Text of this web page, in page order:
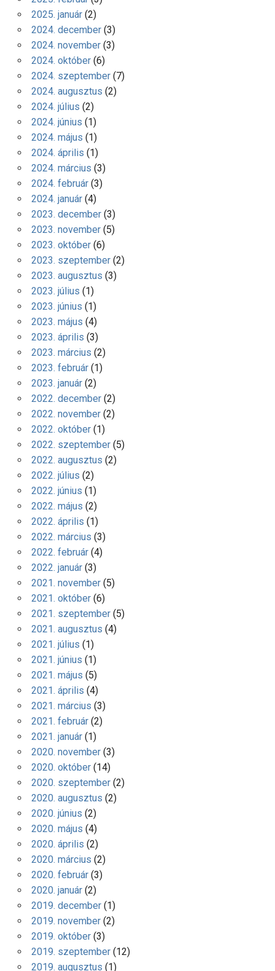
2025. január(2)
2024. december(3)
2024. november(3)
2024. október(6)
2024. szeptember(7)
2024. augusztus (2)
2024. július (2)
2024. június (1)
2024. május (1)
2024. április (1)
2024. március (3)
2024. február(3)
2024. január(4)
2023. december(3)
2023. november(5)
2023. október(6)
2023. szeptember(2)
2023. augusztus (3)
2023. július (1)
2023. június (1)
2023. május (4)
2023. április (3)
2023. március (2)
2023. február(1)
2023. január(2)
2022. december(2)
2022. november(2)
2022. október(1)
2022. szeptember(5)
2022. augusztus (2)
2022. július (2)
2022. június (1)
2022. május (2)
2022. április (1)
2022. március (3)
2022. február(4)
2022. január(3)
2021. november(5)
2021. október(6)
2021. szeptember(5)
2021. augusztus (4)
2021. július (1)
2021. június (1)
2021. május (5)
2021. április (4)
2021. március (3)
2021. február(2)
2021. január(1)
2020. november(3)
2020. október(14)
2020. szeptember(2)
2020. augusztus (2)
2020. június (2)
2020. május (4)
2020. április (2)
2020. március (2)
2020. február(3)
2020. január(2)
2019. december(1)
2019. november(2)
2019. október(3)
2019. szeptember(12)
2019. augusztus (1)